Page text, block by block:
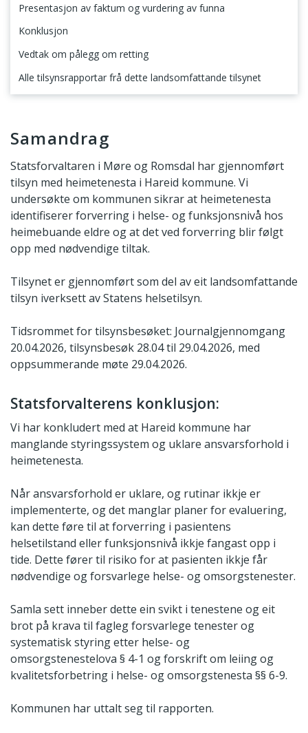
Presentasjon av faktum og vurdering av funna
Konklusjon
Vedtak om pålegg om retting
Alle tilsynsrapportar frå dette landsomfattande tilsynet
Samandrag
Statsforvaltaren i Møre og Romsdal har gjennomført
tilsyn med heimetenesta i Hareid kommune. Vi
undersøkte om kommunen sikrar at heimetenesta
identifiserer forverring i helse- og funksjonsnivå hos
heimebuande eldre og at det ved forverring blir følgt
opp med nødvendige tiltak.
Tilsynet er gjennomført som del av eit landsomfattande
tilsyn iverksett av Statens helsetilsyn.
Tidsrommet for tilsynsbesøket: Journalgjennomgang
20.04.2026, tilsynsbesøk 28.04 til 29.04.2026, med
oppsummerande møte 29.04.2026.
Statsforvalterens konklusjon:
Vi har konkludert med at Hareid kommune har
manglande styringssystem og uklare ansvarsforhold i
heimetenesta.
Når ansvarsforhold er uklare, og rutinar ikkje er
implementerte, og det manglar planer for evaluering,
kan dette føre til at forverring i pasientens
helsetilstand eller funksjonsnivå ikkje fangast opp i
tide. Dette fører til risiko for at pasienten ikkje får
nødvendige og forsvarlege helse- og omsorgstenester.
Samla sett inneber dette ein svikt i tenestene og eit
brot på krava til fagleg forsvarlege tenester og
systematisk styring etter helse- og
omsorgstenestelova § 4-1 og forskrift om leiing og
kvalitetsforbetring i helse- og omsorgstenesta §§ 6-9.
Kommunen har uttalt seg til rapporten.